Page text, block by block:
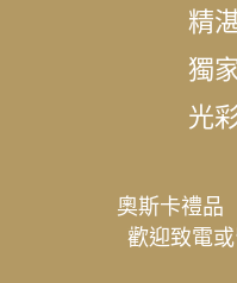
精
獨
光
奧斯卡禮品
歡迎致電